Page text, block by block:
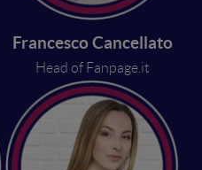
Francesco Cancellato
Head of Fanpage.it